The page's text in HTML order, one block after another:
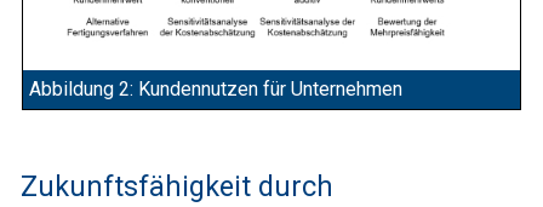
Abbildung 2: Kundennutzen für Unternehmen
Zukunftsfähigkeit durch